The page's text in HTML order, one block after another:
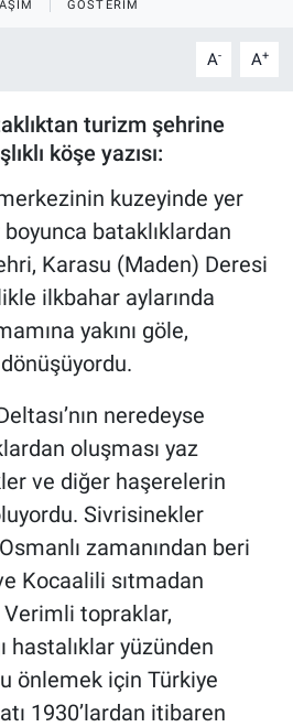
GÖSTERIM
A- A+
turizm şehrine
köşe yazısı:
kuzeyinde yer
bataklıklardan
Karasu (Maden) Deresi
ilkbahar aylarında
yakını göle,
neredeyse
oluşması yaz
ve diğer haşerelerin
Sivrisinekler
zamanından beri
Kocaalili sıtmadan
Verimli topraklar,
hastalıklar yüzünden
önlemek için Türkiye
1930’lardan itibaren